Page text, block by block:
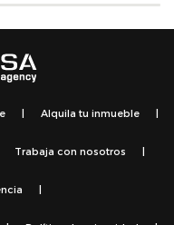
Alquila tu inmueble
Trabaja con nosotros